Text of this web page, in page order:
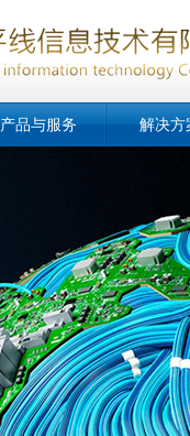
产品与服务 解决方